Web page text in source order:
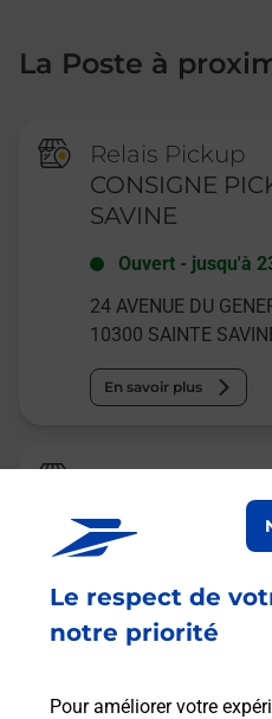
Le respect de
notre priorité
Pour améliorer votre
La Poste à
Relais Pickup
CONSIGNE
SAVINE
Ouvert - jusqu'à
24 AVENUE DU
10300 SAINTE
En savoir plus
Relais Pickup
CARREFOUR
jusqu'à
134 AVENUE DU
10300 SAINTE SAVINE